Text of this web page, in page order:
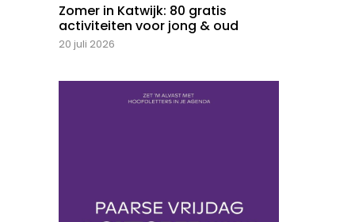
Zomer in Katwijk: 80 gratis
activiteiten voor jong & oud
20 juli 2026